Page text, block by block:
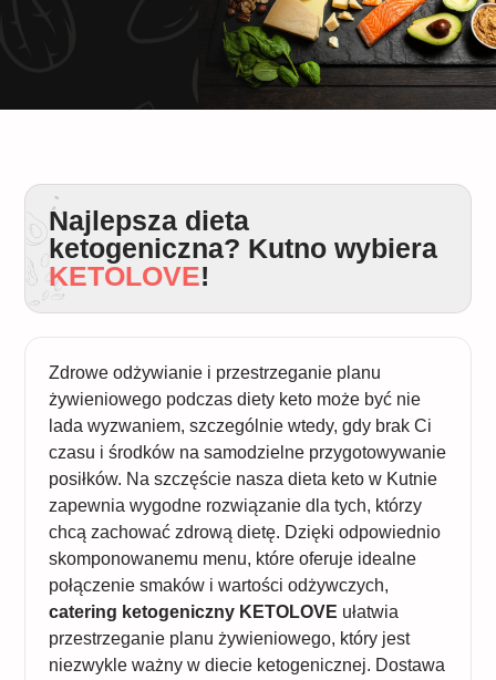
Najlepsza dieta
ketogeniczna? Kutno wybiera
KETOLOVE!
Zdrowe odżywianie i przestrzeganie planu
żywieniowego podczas diety keto może być nie
lada wyzwaniem, szczególnie wtedy, gdy brak Ci
czasu i środków na samodzielne przygotowywanie
posiłków. Na szczęście nasza dieta keto w Kutnie
zapewnia wygodne rozwiązanie dla tych, którzy
chcą zachować zdrową dietę. Dzięki odpowiednio
skomponowanemu menu, które oferuje idealne
połączenie smaków i wartości odżywczych,
catering ketogeniczny KETOLOVE ułatwia
przestrzeganie planu żywieniowego, który jest
niezwykle ważny w diecie ketogenicznej. Dostawa